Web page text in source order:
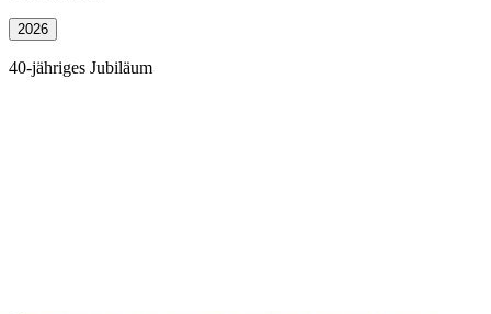
2026
40-jähriges Jubiläum